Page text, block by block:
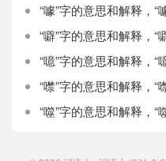
“噱”字的意思和解释，“
“噼”字的意思和解释，“
“噫”字的意思和解释，“
“噤”字的意思和解释，“
“噬”字的意思和解释，“